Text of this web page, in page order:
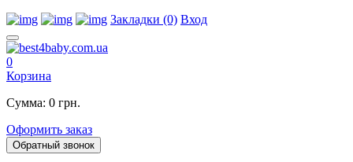
Закладки (0) Вход
0
Корзина
Сумма: 0 грн.
Оформить заказ
Обратный звонок